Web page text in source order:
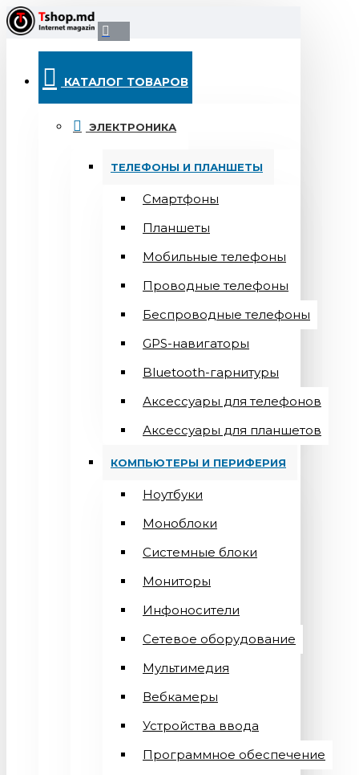
КАТАЛОГ ТОВАРОВ
ЭЛЕКТРОНИКА
ТЕЛЕФОНЫ И ПЛАНШЕТЫ
Смартфоны
Планшеты
Мобильные телефоны
Проводные телефоны
Беспроводные телефоны
GPS-навигаторы
Bluetooth-гарнитуры
Аксессуары для телефонов
Аксессуары для планшетов
КОМПЬЮТЕРЫ И ПЕРИФЕРИЯ
Ноутбуки
Моноблоки
Системные блоки
Мониторы
Инфоносители
Сетевое оборудование
Мультимедия
Вебкамеры
Устройства ввода
Программное обеспечение